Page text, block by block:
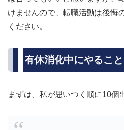
けませんので、転職活動は後悔
ください。
有休消化中にやるこ
まずは、私が思いつく順に10個